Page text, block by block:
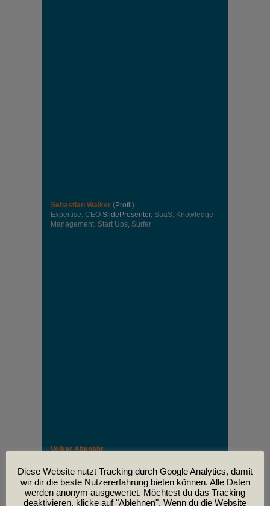
Sebastian Walker (Profil )
Expertise: CEO SlidePresenter, SaaS, Knowledge
Management, Start Ups, Surfer
Volker Altenähr
leider am
30. April im Alter von 81 Jahren verstorben.
Diese Website nutzt Tracking durch Google Analytics, damit
wir dir die beste Nutzererfahrung bieten können. Alle Daten
werden anonym ausgewertet. Möchtest du das Tracking
deaktivieren, klicke auf "Ablehnen". Wenn du die Website